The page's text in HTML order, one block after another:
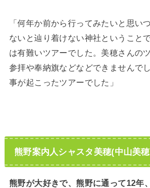
「何年か前から行ってみたいと思いつ
ないと辿り着けない神社ということで
は有難いツアーでした。美穂さんの
参拝や奉納旗などなどできませんで
事が起こったツアーでした」
熊野案内人シャスタ美穂(中山美
熊野が大好きで、熊野に通って12年、